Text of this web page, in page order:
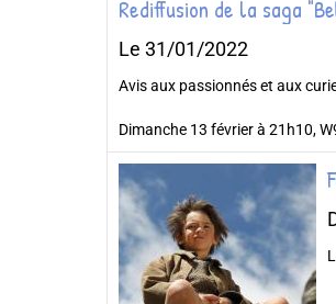
Rediffusion de la saga
Le 31/01/2022
Avis aux passionnés et aux
Dimanche 13 février à 21h10,